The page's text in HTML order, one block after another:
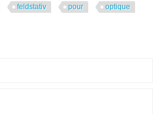
feldstativ pour
optique